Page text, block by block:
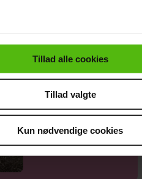
cookiepolitik.
Tillad alle cookies
Tillad valgte
Kun nødvendige cookies
Janni Ree
afsted for
første gang:
Jeg er nervøs!